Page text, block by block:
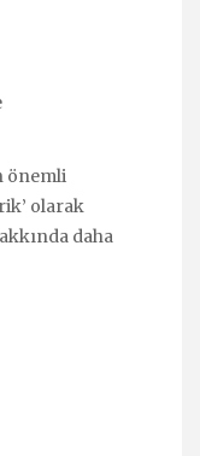
önemli
olarak
daha